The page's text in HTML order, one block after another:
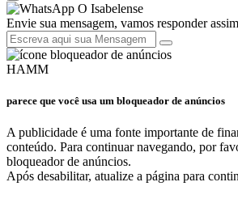
O Isabelense
Envie sua mensagem, vamos responder
HAMM
parece que você usa um bloqueador de anúncios
A publicidade é uma fonte importante de
conteúdo. Para continuar navegando, por
bloqueador de anúncios.
Após desabilitar, atualize a página para